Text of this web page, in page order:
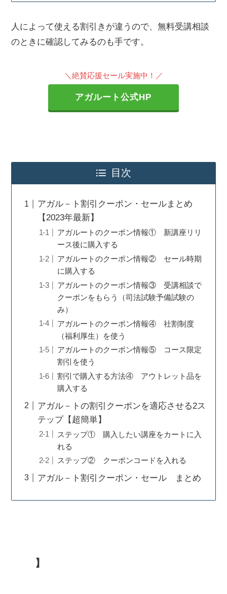
人によって使える割引きが違うので、無料受講相談
のときに確認してみるのも手です。
＼絶賛応援セール実施中！／
アガルート公式HP
目次
アガル－ト割引クーポン・セールまとめ
【2023年最新】
アガルートのクーポン情報① 新講座リリ
ース後に購入する
アガルートのクーポン情報② セール時期
に購入する
アガルートのクーポン情報③ 受講相談で
クーポンをもらう（司法試験予備試験の
み）
アガルートのクーポン情報④ 社割制度
（福利厚生）を使う
アガルートのクーポン情報⑤ コース限定
割引を使う
割引で購入する方法④ アウトレット品を
購入する
アガル－トの割引クーポンを適応させる2ス
テップ【超簡単】
ステップ① 購入したい講座をカートに入
れる
ステップ② クーポンコードを入れる
アガル－ト割引クーポン・セール まとめ
】